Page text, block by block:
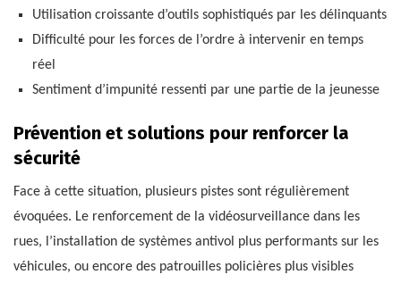
Utilisation croissante d’outils sophistiqués par les délinquants
Difficulté pour les forces de l’ordre à intervenir en temps
réel
Sentiment d’impunité ressenti par une partie de la jeunesse
Prévention et solutions pour renforcer la
sécurité
Face à cette situation, plusieurs pistes sont régulièrement
évoquées. Le renforcement de la vidéosurveillance dans les
rues, l’installation de systèmes antivol plus performants sur les
véhicules, ou encore des patrouilles policières plus visibles